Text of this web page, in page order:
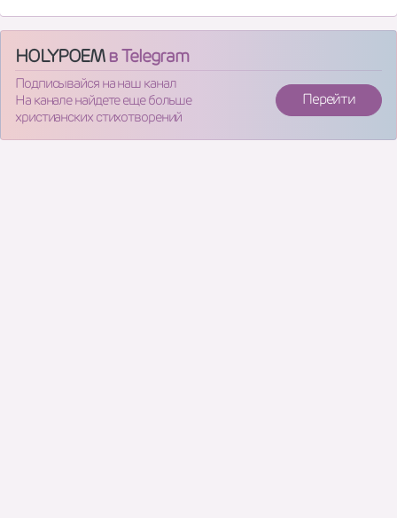
HOLYPOEMв Telegram
Подписывайся на наш канал
На канале найдете еще больше
христианских стихотворений
Перейти